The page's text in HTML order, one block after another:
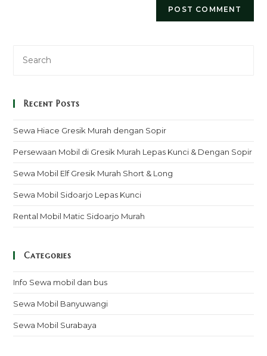
Recent Posts
Sewa Hiace Gresik Murah dengan Sopir
Persewaan Mobil di Gresik Murah Lepas Kunci & Dengan Sopir
Sewa Mobil Elf Gresik Murah Short & Long
Sewa Mobil Sidoarjo Lepas Kunci
Rental Mobil Matic Sidoarjo Murah
Categories
Info Sewa mobil dan bus
Sewa Mobil Banyuwangi
Sewa Mobil Surabaya